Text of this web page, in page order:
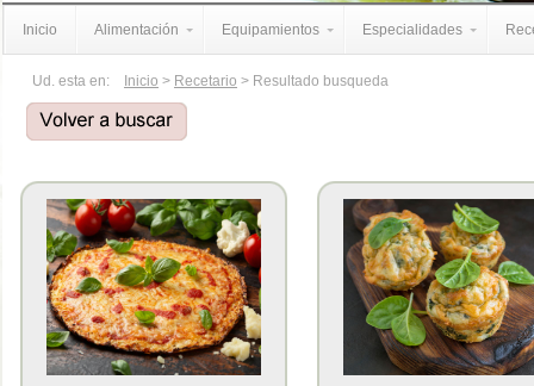
Inicio Alimentación Equipamientos Especialidades
Ud. esta en: Inicio > Recetario > Resultado busqueda